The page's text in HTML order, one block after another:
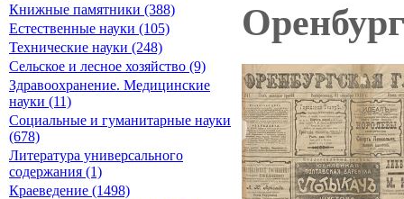
Книжные памятники (388)
Естественные науки (105)
Технические науки (248)
Сельское и лесное хозяйство (9)
Здравоохранение. Медицинские
науки (11)
Социальные и гуманитарные науки
(678)
Литература универсального
содержания (1)
Краеведение (1498)